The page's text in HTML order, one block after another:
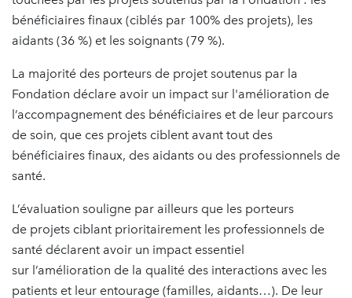
bénéficiaires finaux (ciblés par 100% des projets), les
aidants (36 %) et les soignants (79 %).
La majorité des porteurs de projet soutenus par la
Fondation déclare avoir un impact sur l'amélioration de
l’accompagnement des bénéficiaires et de leur parcours
de soin, que ces projets ciblent avant tout des
bénéficiaires finaux, des aidants ou des professionnels de
santé.
L’évaluation souligne par ailleurs que les porteurs
de projets ciblant prioritairement les professionnels de
santé déclarent avoir un impact essentiel
sur l’amélioration de la qualité des interactions avec les
patients et leur entourage (familles, aidants…). De leur